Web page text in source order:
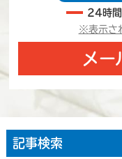
24時間
※表示さ
メー
記事検索